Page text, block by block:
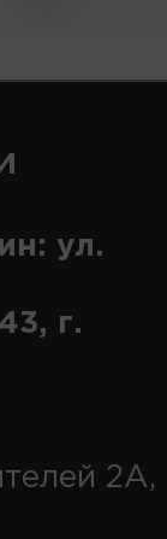
ул.
г.
2А,